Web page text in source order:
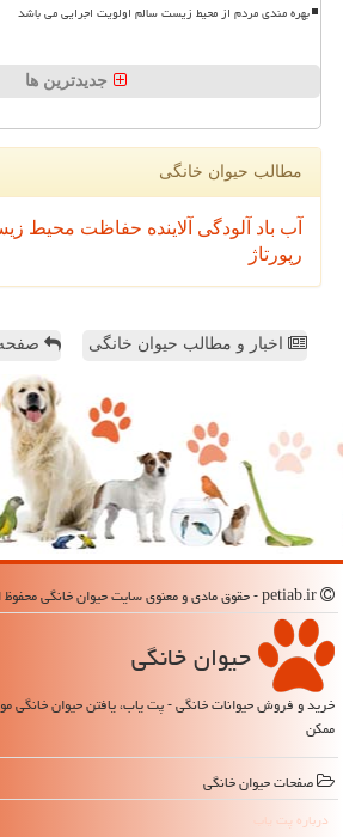
بهره مندی مردم از محیط زیست سالم اولویت اجرایی می باشد
جدیدترین ها
مطالب حیوان خانگی
آب باد آلودگی آلاینده حفاظت محیط
رپورتاژ
اخبار و مطالب حیوان خانگی
حیوان خانگی
خرید و فروش حیوانات خانگی - پت یاب، یافتن حیوان خانگی
ممکن
صفحات حیوان خانگی
درباره پت یاب